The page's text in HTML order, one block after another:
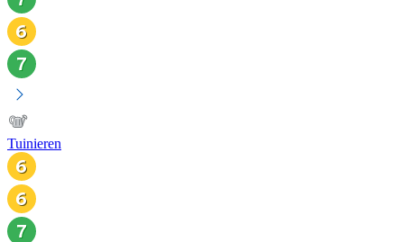
Tuinieren